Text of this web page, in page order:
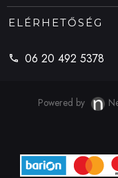
ELÉRHETŐSÉG
06 20 492 5378
Powered by